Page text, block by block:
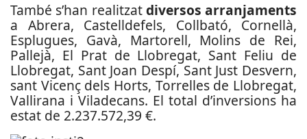
També s’han realitzatdiversos arranjaments
a Abrera, Castelldefels, Collbató, Cornellà,
Esplugues, Gavà, Martorell, Molins de Rei,
Pallejà, El Prat de Llobregat, Sant Feliu de
Llobregat, Sant Joan Despí, Sant Just Desvern,
sant Vicenç dels Horts, Torrelles de Llobregat,
Vallirana i Viladecans. El total d’inversions ha
estat de 2.237.572,39 €.